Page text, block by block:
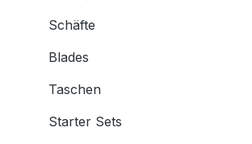
Schäfte
Blades
Taschen
Starter Sets